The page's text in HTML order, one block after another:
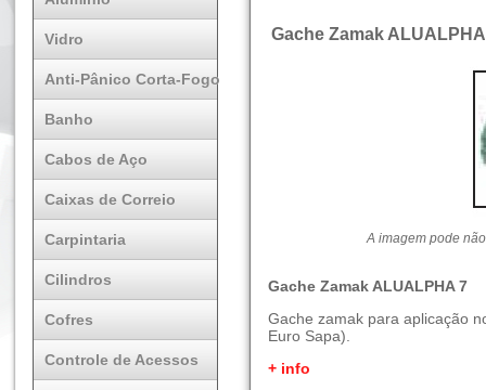
Vidro
Anti-Pânico Corta-Fogo
Banho
Cabos de Aço
Caixas de Correio
Carpintaria
Cilindros
Cofres
Controle de Acessos
Gache Zamak
A imagem pode
Gache Zamak ALUALPHA 7
Gache zamak para aplicação
Euro Sapa).
+ info